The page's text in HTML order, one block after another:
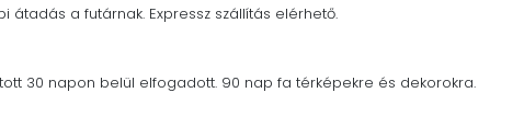
átadás a futárnak. Expressz szállítás elérhető.
30 napon belül elfogadott. 90 nap fa térképekre és dekorokra.